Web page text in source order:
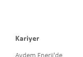
Kariyer